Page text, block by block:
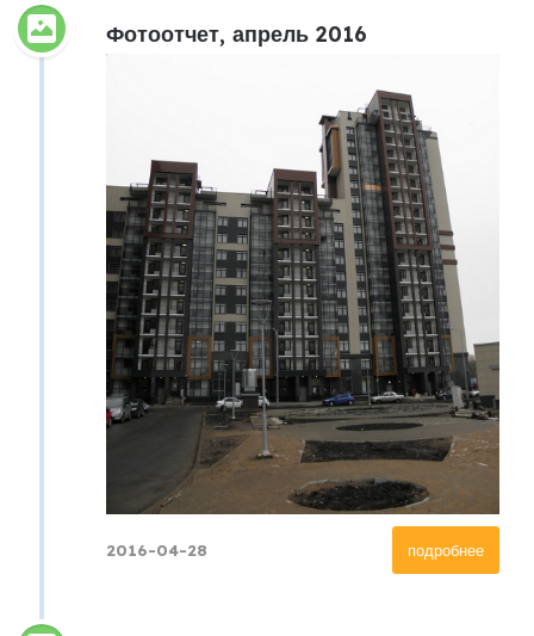
Фотоотчет, апрель 2016
подробнее
2016-04-28